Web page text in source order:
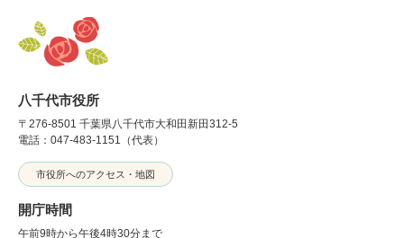
八千代市役所
〒276-8501 千葉県八千代市大和田新田312-5
電話：047-483-1151（代表）
市役所へのアクセス・地図
開庁時間
午前9時から午後4時30分まで